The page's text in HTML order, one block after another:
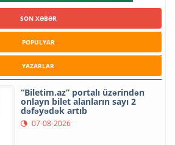
SON XƏBƏR
POPULYAR
YAZARLAR
“Biletim.az” portalı üzərindən
onlayn bilet alanların sayı 2
dəfəyədək artıb
07-08-2026